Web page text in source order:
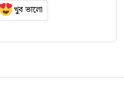
খুব ভালো